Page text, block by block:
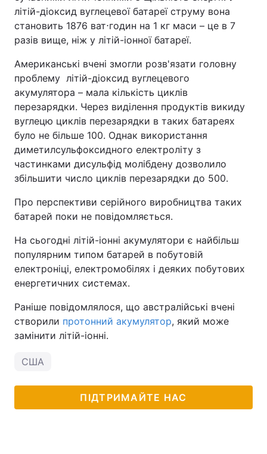
літій-діоксид вуглецевої батареї струму вона
становить 1876 ват⋅годин на 1 кг маси – це в 7
разів вище, ніж у літій-іонної батареї.
Американські вчені змогли розв'язати головну
проблему літій-діоксид вуглецевого
акумулятора – мала кількість циклів
перезарядки. Через виділення продуктів викиду
вуглецю циклів перезарядки в таких батареях
було не більше 100. Однак використання
диметилсульфоксидного електроліту з
частинками дисульфід молібдену дозволило
збільшити число циклів перезарядки до 500.
Про перспективи серійного виробництва таких
батарей поки не повідомляється.
На сьогодні літій-іонні акумулятори є найбільш
популярним типом батарей в побутовій
електроніці, електромобілях і деяких побутових
енергетичних системах.
Раніше повідомлялося, що австралійські вчені
створили протонний акумулятор, який може
замінити літій-іонні.
США
ПІДТРИМАЙТЕ НАС